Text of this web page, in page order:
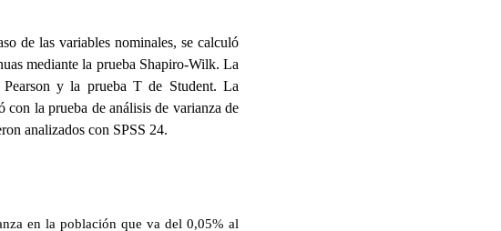
de las variables nominales, se calculó
mediante la prueba Shapiro-Wilk. La
y la prueba T de Student. La
con la prueba de análisis de varianza de
analizados con SPSS 24.
en la población que va del 0,05% al